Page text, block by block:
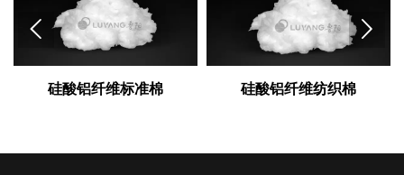
硅酸铝纤维标准棉 硅酸铝纤维纺织棉
 